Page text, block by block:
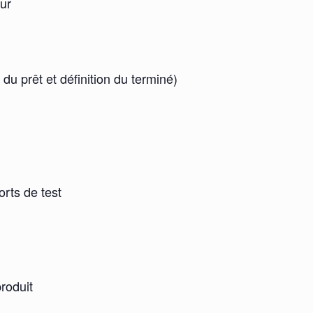
prêt et définition du terminé)
de test